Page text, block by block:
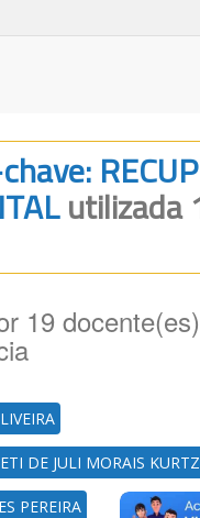
utilizada
19
DE JULI MORAIS KURTZ
PEREIRA